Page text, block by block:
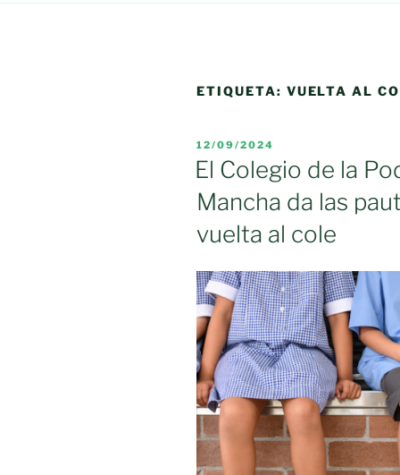
ETIQUETA: VUELTA AL
PUBLICADO
EL
12/09/2024
El Colegio de la
Mancha da las
vuelta al cole